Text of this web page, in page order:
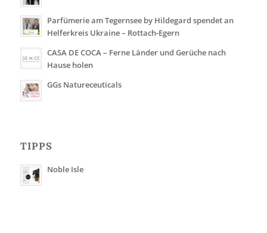
Parfümerie am Tegernsee by Hildegard spendet an
Helferkreis Ukraine – Rottach-Egern
CASA DE COCA – Ferne Länder und Gerüche nach
Hause holen
GGs Natureceuticals
TIPPS
Noble Isle